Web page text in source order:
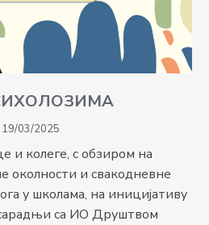
19/03/2025
и колеге, с обзиром на
околности и свакодневне
у школама, на иницијативу
са ИО Друштвом